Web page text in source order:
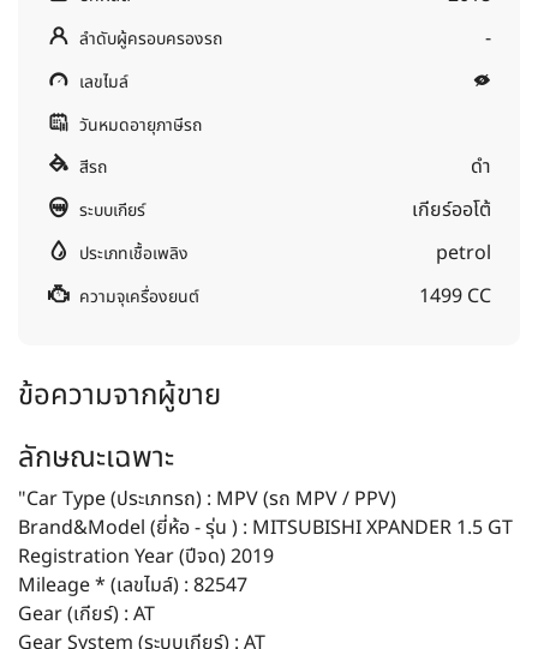
ลำดับผู้ครอบครองรถ -
เลขไมล์
วันหมดอายุภาษีรถ
สีรถ
ดำ
ระบบเกียร์ เกียร์ออโต้
ประเภทเชื้อเพลิง petrol
ความจุเครื่องยนต์ 1499 CC
ข้อความจากผู้ขาย
ลักษณะเฉพาะ
"Car Type (ประเภทรถ) : MPV (รถ MPV / PPV)
Brand&Model (ยี่ห้อ - รุ่น ) : MITSUBISHI XPANDER 1.5 GT
Registration Year (ปีจด) 2019
Mileage * (เลขไมล์) : 82547
Gear (เกียร์) : AT
Gear System (ระบบเกียร์) : AT